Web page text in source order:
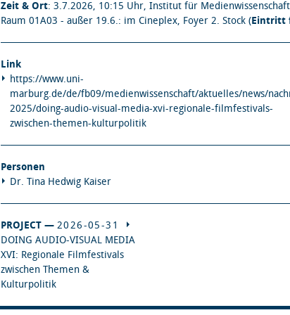
Zeit & Ort: 3.7.2026, 10:15 Uhr, Institut für
Raum 01A03 - außer 19.6.: im Cineplex, Foyer 2. Stock (Eintritt
Link
https://www.uni-
marburg.de/de/fb09/medienwissenschaft/aktuelles/news/
2025/doing-audio-visual-media-xvi-regionale-filmfestivals-
zwischen-themen-kulturpolitik
Personen
Dr. Tina Hedwig Kaiser
PROJECT — 2026-05-31
DOING AUDIO-VISUAL MEDIA
XVI: Regionale Filmfestivals
zwischen Themen &
Kulturpolitik